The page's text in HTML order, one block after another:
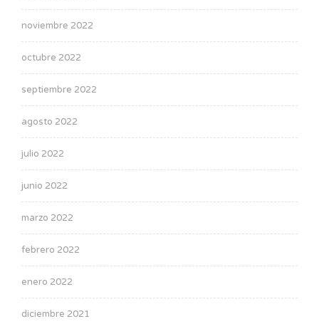
noviembre 2022
octubre 2022
septiembre 2022
agosto 2022
julio 2022
junio 2022
marzo 2022
febrero 2022
enero 2022
diciembre 2021